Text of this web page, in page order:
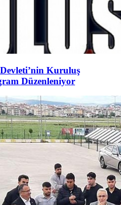
Kuruluş
Düzenleniyor